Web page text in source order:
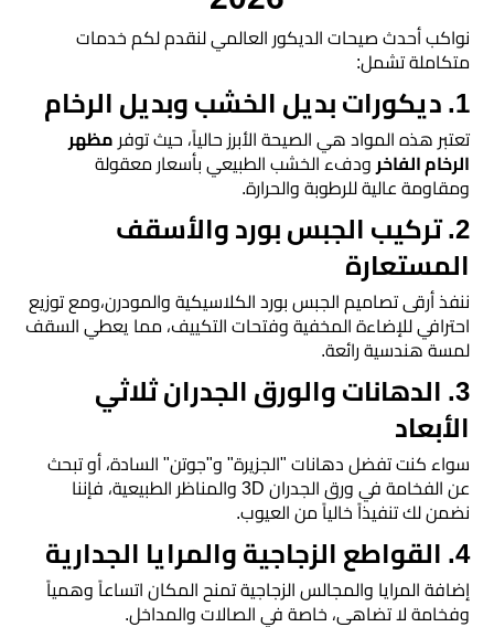
ديكورات
مرايا
​نواكب أحدث صيحات الديكور العالمي لنقدم لكم خدمات
متكاملة تشمل:
​1. ديكورات بديل الخشب وبديل الرخام
​تعتبر هذه المواد هي الصيحة الأبرز حالياً، حيث توفرمظهر
الرخام الفاخرودفء الخشب الطبيعي بأسعار معقولة
ومقاومة عالية للرطوبة والحرارة.
​2. تركيب الجبس بورد والأسقف
المستعارة
​ننفذ أرقى تصاميم الجبس بورد الكلاسيكية والمودرن،ومع توزيع
احترافي للإضاءة المخفية وفتحات التكييف، مما يعطي السقف
لمسة هندسية رائعة.
​3. الدهانات والورق الجدران ثلاثي
الأبعاد
​سواء كنت تفضل دهانات "الجزيرة" و"جوتن" السادة، أو تبحث
عن الفخامة في ورق الجدران 3D والمناظر الطبيعية، فإننا
نضمن لك تنفيذاً خالياً من العيوب.
​4. القواطع الزجاجية والمرايا الجدارية
​إضافة المرايا والمجالس الزجاجية تمنح المكان اتساعاً وهمياً
وفخامة لا تضاهى، خاصة في الصالات والمداخل.